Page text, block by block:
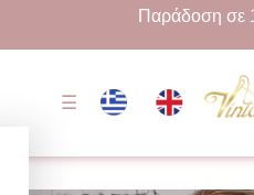
Παράδοση σε
☰